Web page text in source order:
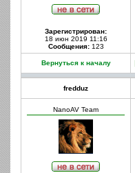
Зарегистрирован:
18 июн 2019 11:16
Сообщения:123
Вернуться к началу
fredduz
NanoAV Team